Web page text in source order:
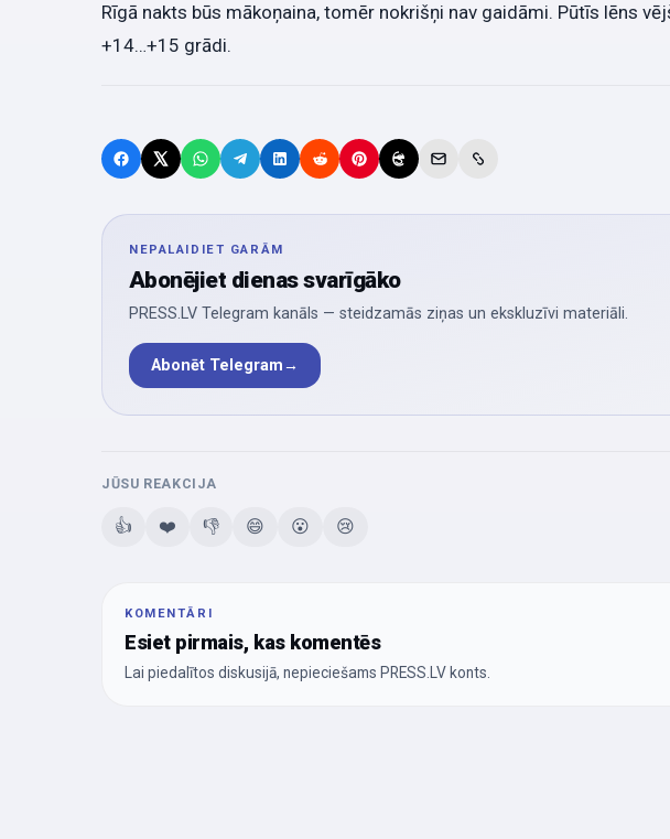
Rīgā nakts būs mākoņaina, tomēr nokrišņi nav gaidāmi. Pūtīs lēns
+14…+15 grādi.
NEPALAIDIET GARĀM
Abonējiet dienas svarīgāko
PRESS.LV Telegram kanāls — steidzamās ziņas un ekskluzīvi materiāli.
Abonēt Telegram→
JŪSU REAKCIJA
👍 ❤️ 👎 😄 😮 😢
KOMENTĀRI
Esiet pirmais, kas komentēs
Lai piedalītos diskusijā, nepieciešams PRESS.LV konts.